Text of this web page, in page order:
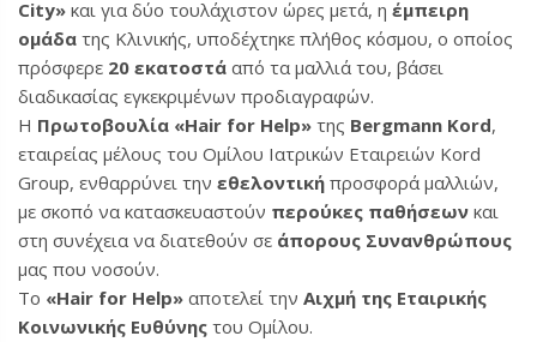
City» και για δύο τουλάχιστον ώρες μετά, η έμπειρη
ομάδα της Κλινικής, υποδέχτηκε πλήθος κόσμου, ο οποίος
πρόσφερε 20 εκατοστά από τα μαλλιά του, βάσει
διαδικασίας εγκεκριμένων προδιαγραφών.
Η Πρωτοβουλία «Hair for Help» της Bergmann Kord,
εταιρείας μέλους του Ομίλου Ιατρικών Εταιρειών Kord
Group, ενθαρρύνει την εθελοντική προσφορά μαλλιών,
με σκοπό να κατασκευαστούν περούκες παθήσεων και
στη συνέχεια να διατεθούν σε άπορους Συνανθρώπους
μας που νοσούν.
Το «Hair for Help» αποτελεί την Αιχμή της Εταιρικής
Κοινωνικής Ευθύνης του Ομίλου.